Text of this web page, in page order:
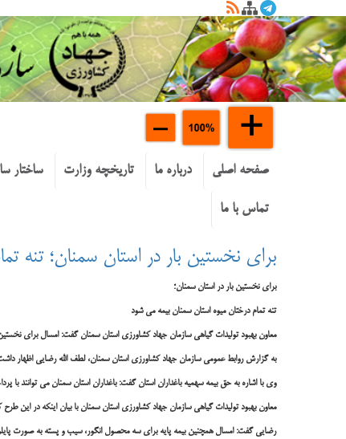
صفحه اصلی درباره ما تاریخچه وزارت ساختار
تماس با ما
برای نخستین بار در استان سمنان؛ تنه
برای نخستین بار در استان سمنان؛
تنه تمام درختان میوه استان سمنان بیمه می شود
معاون بهبود تولیدات گیاهی سازمان جهاد کشاورزی استان سمنان گفت: امسال برای
به گزارش روابط عمومی سازمان جهاد کشاورزی استان سمنان، لطف الله رضایی اظهار داشت:
وی با اشاره به حق بیمه سهمیه باغداران استان گفت: باغداران استان سمنان می توانند با پرداخت ۱۰۰ تا ۶۰۰ هزار ریال تنه درختان باغ خود را بیمه کنند و در صورت بروز خسارت تا ۱۰ برابر مبلغ حق بیمه غرامت مشمول حال کشاورزان زیان
معاون بهبود تولیدات گیاهی سازمان جهاد کشاورزی استان سمنان با بیان اینکه در این طرح کل
رضایی گفت: امسال همچنین بیمه پایه برای سه محصول انگور، سیب و پسته به صورت